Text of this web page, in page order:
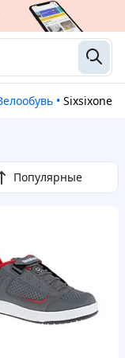
Велообувь • Sixsixone
Популярные